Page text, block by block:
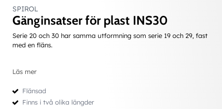
SPIROL
Gänginsatser för plast INS30
Serie 20 och 30 har samma utformning som serie 19 och 29, fast
med en fläns.
Läs mer
Flänsad
Finns i två olika längder